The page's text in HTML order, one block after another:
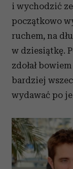
i wychodzić
początkowo
ruchem, na
w dziesiątkę.
zdołał
bardziej
wydawać po